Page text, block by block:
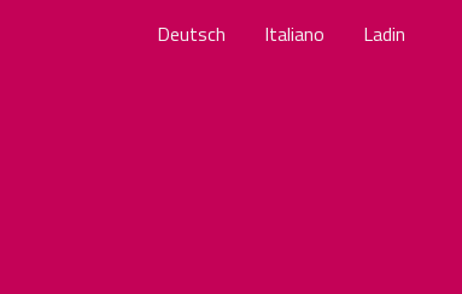
Deutsch Italiano Ladin